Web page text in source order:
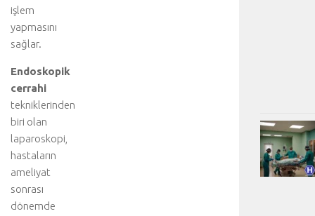
işlem
yapmasını
sağlar.
Endoskopik
cerrahi
tekniklerinden
biri olan
laparoskopi,
hastaların
ameliyat
sonrası
dönemde